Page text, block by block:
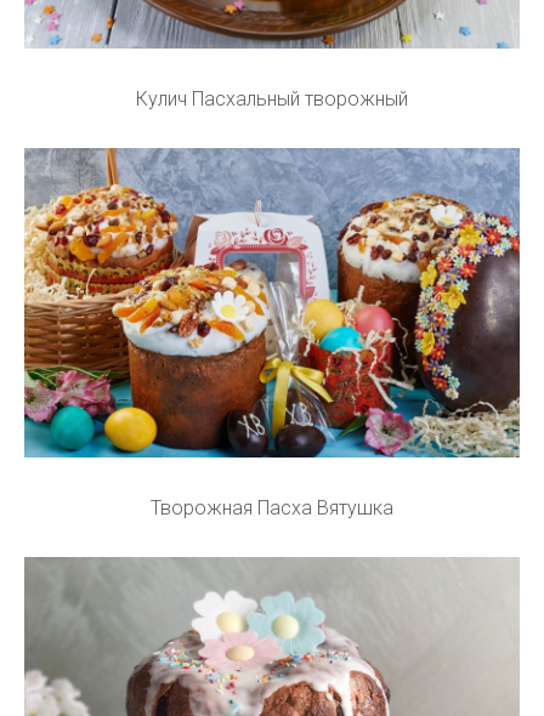
Кулич Пасхальный творожный
Творожная Пасха Вятушка